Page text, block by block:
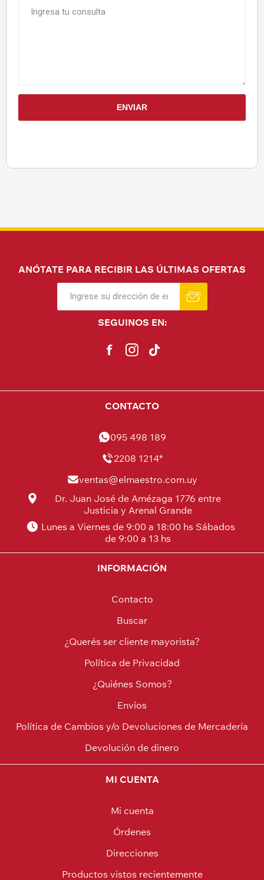
ANÓTATE PARA RECIBIR LAS ÚLTIMAS OFERTAS
SEGUINOS EN:
CONTACTO
095 498 189
2208 1214*
ventas@elmaestro.com.uy
Dr. Juan José de Amézaga 1776 entre
Justicia y Arenal Grande
Lunes a Viernes de 9:00 a 18:00 hs Sábados
de 9:00 a 13 hs
INFORMACIÓN
Contacto
Buscar
¿Querés ser cliente mayorista?
Política de Privacidad
¿Quiénes Somos?
Envíos
Política de Cambios y/o Devoluciones de Mercadería
Devolución de dinero
MI CUENTA
Mi cuenta
Órdenes
Direcciones
Productos vistos recientemente